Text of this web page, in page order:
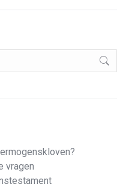
vragen